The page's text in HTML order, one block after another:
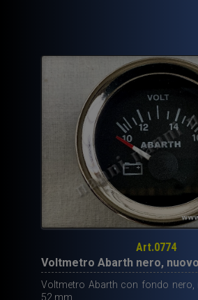
Art.0774
Voltmetro Abarth nero,
Voltmetro Abarth con fondo nero,
52 mm.